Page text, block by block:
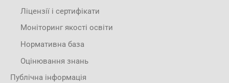
Ліцензії і сертифікати
Моніторинг якості освіти
Нормативна база
Оцінювання знань
Публічна інформація